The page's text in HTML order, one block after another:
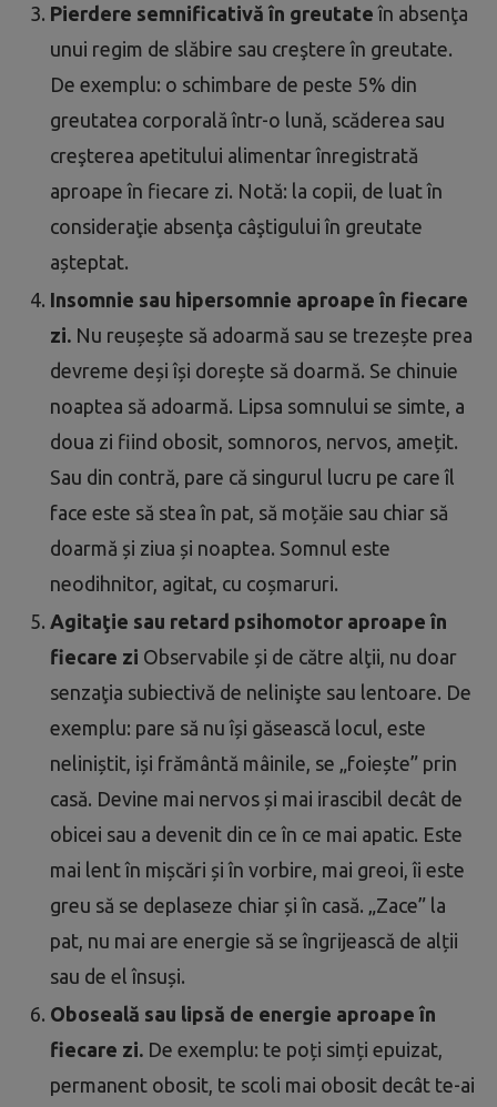
Pierdere semnificativă în greutate în absenţa
unui regim de slăbire sau creştere în greutate.
De exemplu: o schimbare de peste 5% din
greutatea corporală într-o lună, scăderea sau
creşterea apetitului alimentar înregistrată
aproape în fiecare zi. Notă: la copii, de luat în
consideraţie absenţa câştigului în greutate
așteptat.
Insomnie sau hipersomnie aproape în fiecare
zi. Nu reușește să adoarmă sau se trezește prea
devreme deși își dorește să doarmă. Se chinuie
noaptea să adoarmă. Lipsa somnului se simte, a
doua zi fiind obosit, somnoros, nervos, amețit.
Sau din contră, pare că singurul lucru pe care îl
face este să stea în pat, să moțăie sau chiar să
doarmă și ziua și noaptea. Somnul este
neodihnitor, agitat, cu coșmaruri.
Agitaţie sau retard psihomotor aproape în
fiecare zi Observabile și de către alţii, nu doar
senzaţia subiectivă de nelinişte sau lentoare. De
exemplu: pare să nu își găsească locul, este
neliniștit, iși frământă mâinile, se „foiește” prin
casă. Devine mai nervos și mai irascibil decât de
obicei sau a devenit din ce în ce mai apatic. Este
mai lent în mișcări și în vorbire, mai greoi, îi este
greu să se deplaseze chiar și în casă. „Zace” la
pat, nu mai are energie să se îngrijească de alții
sau de el însuși.
Oboseală sau lipsă de energie aproape în
fiecare zi. De exemplu: te poți simți epuizat,
permanent obosit, te scoli mai obosit decât te-ai